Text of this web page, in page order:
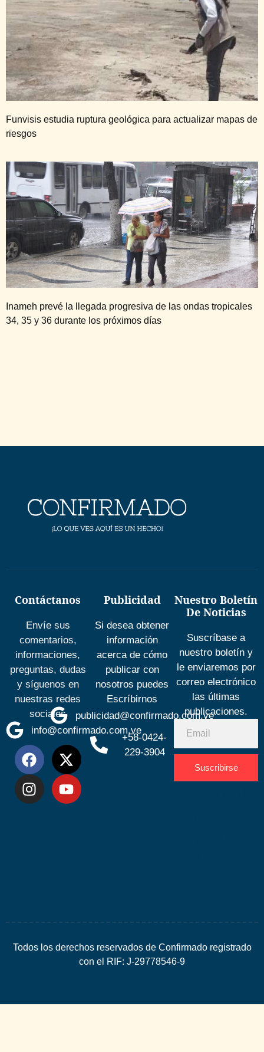
Funvisis estudia ruptura geológica para actualizar mapas de
riesgos
Inameh prevé la llegada progresiva de las ondas tropicales
34, 35 y 36 durante los próximos días
Contáctanos
Envíe sus
comentarios,
informaciones,
preguntas, dudas
y síguenos en
nuestras redes
sociales
info@confirmado.com.ve
Publicidad
Si desea obtener
información
acerca de cómo
publicar con
nosotros puedes
Escríbirnos
publicidad@confirmado.com.ve
+58-0424-
229-3904
Nuestro Boletín
De Noticias
Suscríbase a
nuestro boletín y
le enviaremos por
correo electrónico
las últimas
publicaciones.
Suscribirse
Todos los derechos reservados de Confirmado registrado
con el RIF: J-29778546-9